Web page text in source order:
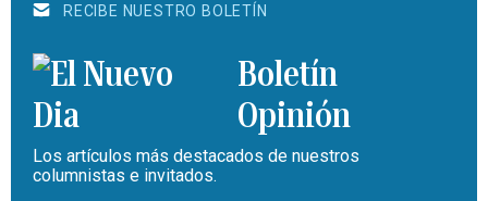
RECIBE NUESTRO BOLETÍN
Boletín
Opinión
Los artículos más destacados de nuestros
columnistas e invitados.